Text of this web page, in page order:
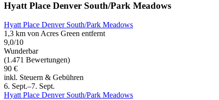
Hyatt Place Denver South/Park Meadows
Hyatt Place Denver South/Park Meadows
1,3 km von Acres Green entfernt
9,0/10
Wunderbar
(1.471 Bewertungen)
90 €
inkl. Steuern & Gebühren
6. Sept.–7. Sept.
Hyatt Place Denver South/Park Meadows